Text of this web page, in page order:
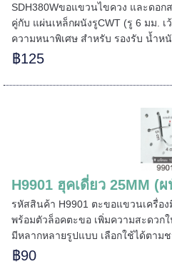
SDH380Wขอแขวนไขควง และดอก
คู่กับ แผ่นเหล็กผนังรูCWT (รู 6 มม.
ความหนาพิเศษ สำหรับ รองรับ น้ำห
฿125
H9901 ฮุคเดี่ยว 25MM (
รหัสสินค้า H9901 ตะขอแขวนเครื่อง
พร้อมตัวล็อคตะขอ เพิ่มความสะดวกใ
มีหลากหลายรูปแบบ เลือกใช้ได้ตามช
฿90